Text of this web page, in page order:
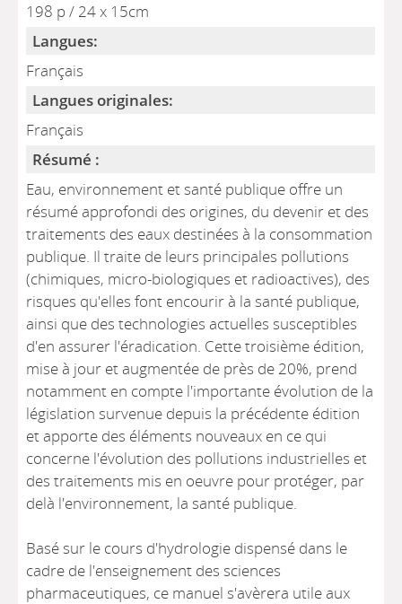
198 p / 24 x 15cm
Langues:
Français
Langues originales:
Français
Résumé :
Eau, environnement et santé publique offre un
résumé approfondi des origines, du devenir et des
traitements des eaux destinées à la consommation
publique. Il traite de leurs principales pollutions
(chimiques, micro-biologiques et radioactives), des
risques qu'elles font encourir à la santé publique,
ainsi que des technologies actuelles susceptibles
d'en assurer l'éradication. Cette troisième édition,
mise à jour et augmentée de près de 20%, prend
notamment en compte l'importante évolution de la
législation survenue depuis la précédente édition
et apporte des éléments nouveaux en ce qui
concerne l'évolution des pollutions industrielles et
des traitements mis en oeuvre pour protéger, par
delà l'environnement, la santé publique.
Basé sur le cours d'hydrologie dispensé dans le
cadre de l'enseignement des sciences
pharmaceutiques, ce manuel s'avèrera utile aux